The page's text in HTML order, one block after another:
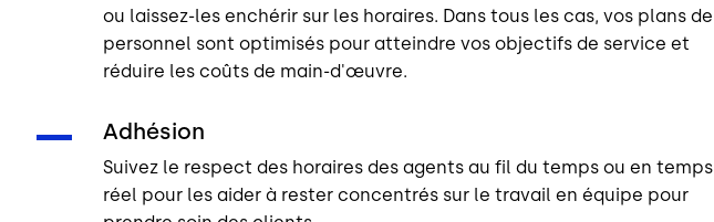
ou laissez-les enchérir sur les horaires. Dans tous les cas, vos plans de
personnel sont optimisés pour atteindre vos objectifs de service et
réduire les coûts de main-d'œuvre.
Adhésion
Suivez le respect des horaires des agents au fil du temps ou en temps
réel pour les aider à rester concentrés sur le travail en équipe pour